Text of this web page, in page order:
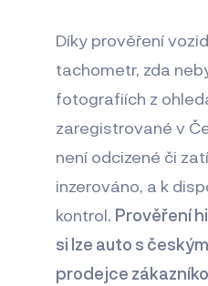
Díky prověření
tachometr, zda
fotografiích z
zaregistrované v
není odcizené či
inzerováno, a k
kontrol. Prověření
si lze auto s
prodejce